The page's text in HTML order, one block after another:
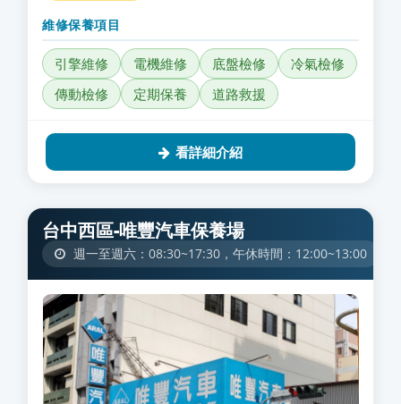
維修保養項目
引擎維修 電機維修 底盤檢修
冷氣檢修
傳動檢修
定期保養 道路救援
看詳細介紹
台中西區-唯豐汽車保養場
週一至週六：08:30~17:30，午休時間：12:00~13:00